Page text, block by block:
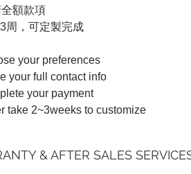
額款項
周，可定製完成
your preferences
your full contact info
your payment
take 2~3weeks to customize
& AFTER SALES